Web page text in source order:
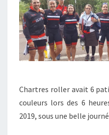
Chartres roller avait 6
couleurs lors des 6
2019, sous une belle